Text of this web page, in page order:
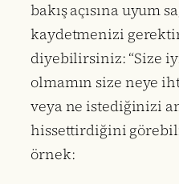
bakış açısına uyum
kaydetmenizi
diyebilirsiniz: “Size
olmamın size neye
veya ne istediğinizi
hissettirdiğini
örnek: